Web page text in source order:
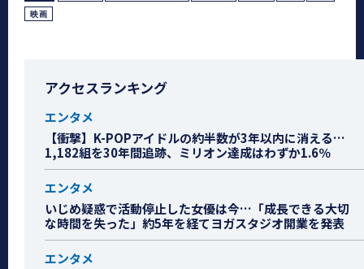
映画
アクセスランキング
エンタメ
【衝撃】K-POPアイドルの約半数が3年以内に消える…
1,182組を30年間追跡、ミリオン達成はわずか1.6％
エンタメ
いじめ疑惑で活動停止した女優は今…「成長できる大切
な時間を失った」約5年を経てヨガスタジオ開業を発表
エンタメ